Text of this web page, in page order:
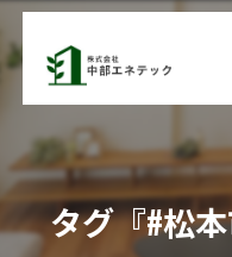
タグ『#松